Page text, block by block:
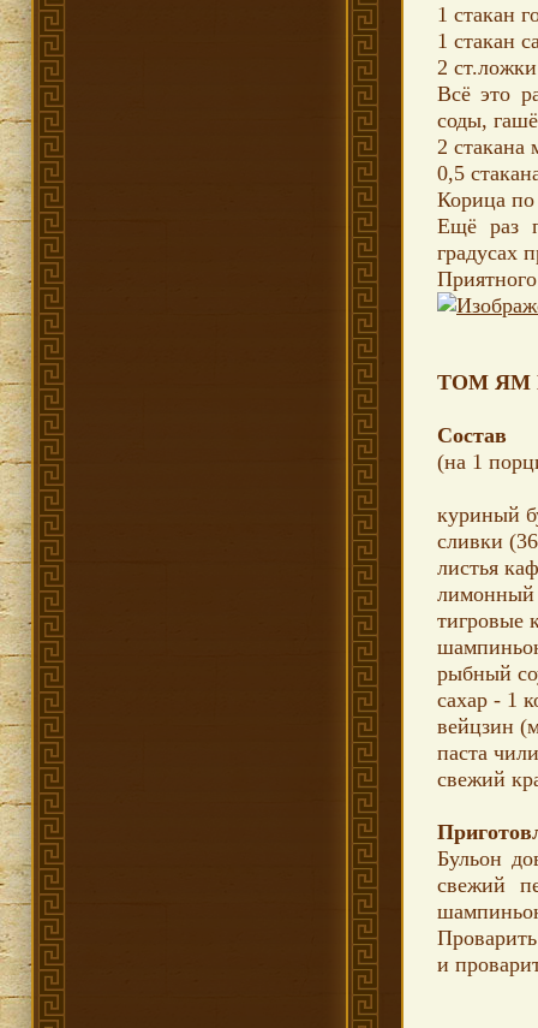
1 стакан
1 стакан
2
Всё это
соды,
2 стакана
0,5
Корица по
Ещё раз
градусах
ТОМ ЯМ
Состав
(на 1
куриный
сливки
листья
лимонный
тигровые
рыбный
сахар - 1
вейцзин
паста
свежий
Бульон
свежий
и